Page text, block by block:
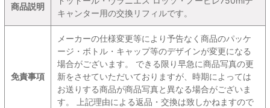
商品説明
キャンター用の交換リフィルです。
免責事項
メーカーの仕様変更等により予告なく商品のパッケ
ージ・ボトル・キャップ等のデザインが変更になる
場合がございます。 できる限り早急に商品写真の更
新をさせていただいておりますが、時期によっては
お送りする商品が商品写真と異なる場合がございま
す。 上記理由による返品・交換は致しかねますので